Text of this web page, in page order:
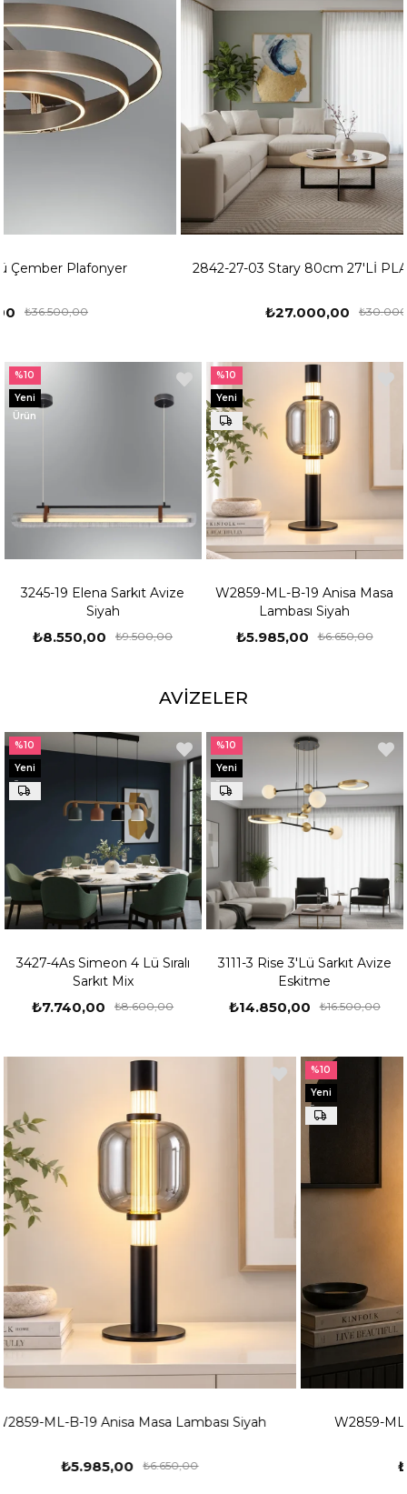
2842-27-03 Stary 80cm 27'Lİ PLAFONYER SARI
₺30.000,00
3245-19 Elena Sarkıt Avize
Siyah
₺8.550,00 ₺9.500,00
%10
Yeni
Ürün
W2859-ML-B-19 Anisa Masa
Lambası Siyah
₺5.985,00 ₺6.650,00
%10
Yeni
Ürün
AVIZELER
3427-4As Simeon 4 Lü Sıralı
Sarkıt Mix
₺7.740,00 ₺8.600,00
%10
Yeni
Ürün
3111-3 Rise 3'Lü Sarkıt Avize
Eskitme
₺14.850,00 ₺16.500,00
%10
Yeni
Ürün
W2859-ML-B-03 Anisa Masa Lambası Sarı
₺5.985,00